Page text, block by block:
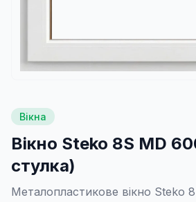
Вікна
Вікно Steko 8S MD
стулка)
Металопластикове вікно Steko